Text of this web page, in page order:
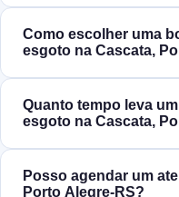
Como escolher uma
esgoto na Cascata,
Quanto tempo leva
esgoto na Cascata,
Posso agendar um
Porto Alegre‑RS?